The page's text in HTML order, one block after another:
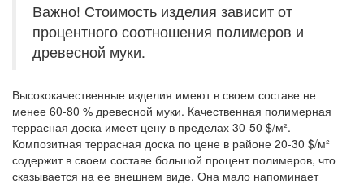
Важно! Стоимость изделия зависит от
процентного соотношения полимеров и
древесной муки.
Высококачественные изделия имеют в своем составе не
менее 60-80 % древесной муки. Качественная полимерная
террасная доска имеет цену в пределах 30-50 $/м².
Композитная террасная доска по цене в районе 20-30 $/м²
содержит в своем составе большой процент полимеров, что
сказывается на ее внешнем виде. Она мало напоминает